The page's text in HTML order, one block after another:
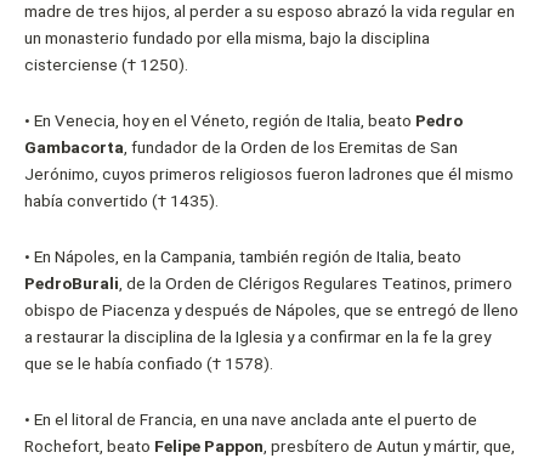
madre de tres hijos, al perder a su esposo abrazó la vida regular en
un monasterio fundado por ella misma, bajo la disciplina
cisterciense († 1250).
• En Venecia, hoy en el Véneto, región de Italia, beato Pedro
Gambacorta, fundador de la Orden de los Eremitas de San
Jerónimo, cuyos primeros religiosos fueron ladrones que él mismo
había convertido († 1435).
• En Nápoles, en la Campania, también región de Italia, beato
PedroBurali , de la Orden de Clérigos Regulares Teatinos, primero
obispo de Piacenza y después de Nápoles, que se entregó de lleno
a restaurar la disciplina de la Iglesia y a confirmar en la fe la grey
que se le había confiado († 1578).
• En el litoral de Francia, en una nave anclada ante el puerto de
Rochefort, beato Felipe Pappon , presbítero de Autun y mártir, que,